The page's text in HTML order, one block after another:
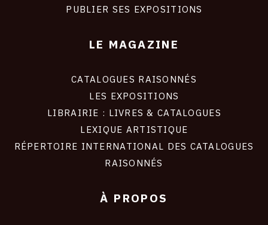
PUBLIER SES EXPOSITIONS
LE MAGAZINE
CATALOGUES RAISONNÉS
LES EXPOSITIONS
LIBRAIRIE : LIVRES & CATALOGUES
LEXIQUE ARTISTIQUE
RÉPERTOIRE INTERNATIONAL DES CATALOGUES
RAISONNÉS
À PROPOS